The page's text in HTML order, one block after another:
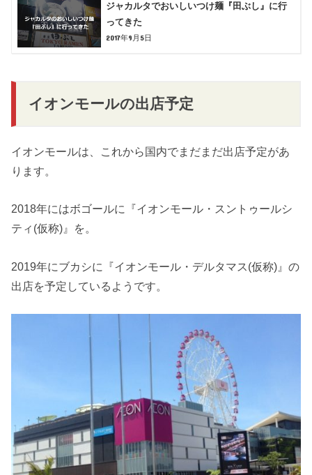
ジャカルタでおいしいつけ麺『田ぶし』に行
ってきた
2017年9月5日
イオンモールの出店予定
イオンモールは、これから国内でまだまだ出店予定があ
ります。
2018年にはボゴールに『イオンモール・スントゥールシ
ティ(仮称)』を。
2019年にブカシに『イオンモール・デルタマス(仮称)』の
出店を予定しているようです。